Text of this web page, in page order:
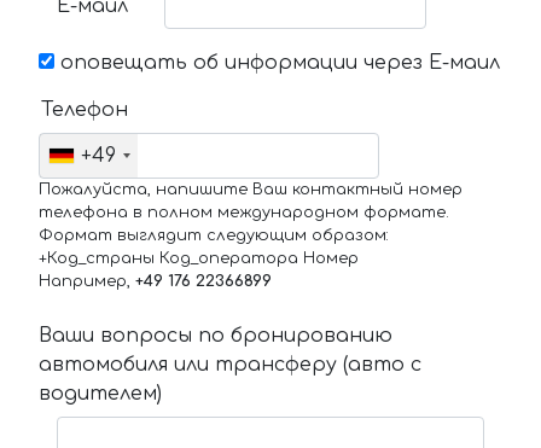
Е-маил
оповещать об информации через Е-маил
Телефон
+49
Пожалуйста, напишите Ваш контактный номер
телефона в полном международном формате.
Формат выглядит следующим образом:
+Код_страны Код_оператора Номер
Например, +49 176 22366899
Ваши вопросы по бронированию
автомобиля или трансферу (авто с
водителем)